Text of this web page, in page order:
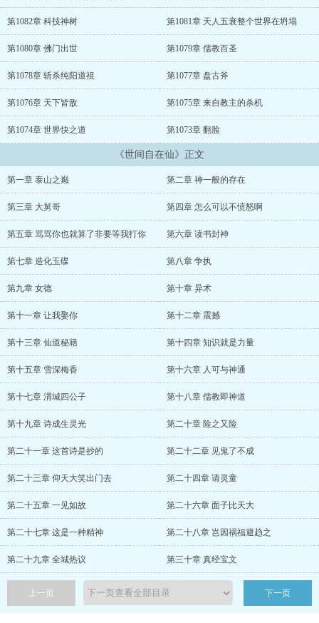
第1082章 科技神树 第1081章 天人五衰整个世界在坍塌
第1080章 佛门出世 第1079章 儒教百圣
第1078章 斩杀纯阳道祖 第1077章 盘古斧
第1076章 天下皆敌 第1075章 来自教主的杀机
第1074章 世界快之道 第1073章 翻脸
《世间自在仙》正文
第一章 泰山之巅 第二章 神一般的存在
第三章 大舅哥 第四章 怎么可以不愤怒啊
第五章 骂骂你也就算了非要等我打你 第六章 读书封神
第七章 造化玉碟 第八章 争执
第九章 女德 第十章 异术
第十一章 让我娶你 第十二章 震撼
第十三章 仙道秘籍 第十四章 知识就是力量
第十五章 雪深梅香 第十六章 人可与神通
第十七章 渭城四公子 第十八章 儒教即神道
第十九章 诗成生灵光 第二十章 险之又险
第二十一章 这首诗是抄的 第二十二章 见鬼了不成
第二十三章 仰天大笑出门去 第二十四章 请灵童
第二十五章 一见如故 第二十六章 面子比天大
第二十七章 这是一种精神 第二十八章 岂因祸福避趋之
第二十九章 全城热议 第三十章 真经宝文
上一页 下一页